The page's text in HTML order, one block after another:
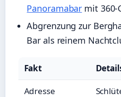
Panoramabar mit 360-
Abgrenzung zur
Bar als reinem
Fakt
Adresse